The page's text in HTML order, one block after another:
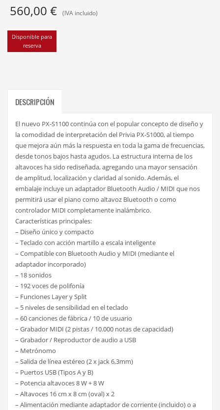
560,00 € (IVA incluido)
Disponible para
reserva
DESCRIPCIÓN
El nuevo PX-S1100 continúa con el popular concepto de diseño y
la comodidad de interpretación del Privia PX-S1000, al tiempo
que mejora aún más la respuesta en toda la gama de frecuencias,
desde tonos bajos hasta agudos. La estructura interna de los
altavoces ha sido rediseñada, agregando una mayor sensación
de amplitud, localización y claridad al sonido. Además, el
embalaje incluye un adaptador Bluetooth Audio / MIDI que nos
permitirá usar el piano como altavoz Bluetooth o como
controlador MIDI completamente inalámbrico.
Características principales:
– Diseño único y compacto
– Teclado con acción martillo a escala inteligente
– Compatible con Bluetooth Audio y MIDI (mediante el
adaptador incorporado)
– 18 sonidos
– 192 voces de polifonía
– Funciones Layer y Split
– 5 niveles de sensibilidad en el teclado
– 60 canciones de fábrica / 10 de usuario
– Grabador MIDI (2 pistas / 10.000 notas de capacidad)
– Grabador / Reproductor de audio a USB
– Metrónomo
– Salida de línea estéreo (2 x jack 6,3mm)
– Puertos USB (Tipos A y B)
– Potencia altavoces 8 W + 8 W
– Altavoces 16 cm x 8 cm (oval) x 2
– Alimentación mediante adaptador de corriente (incluido) o a